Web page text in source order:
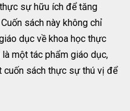
sự hữu ích để tăng
sách này không chỉ
dục về khoa học thực
một tác phẩm giáo dục,
cuốn sách thực sự thú vị để